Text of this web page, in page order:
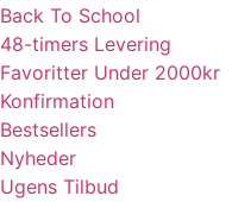
Back To School
48-timers Levering
Favoritter Under 2000kr
Konfirmation
Bestsellers
Nyheder
Ugens Tilbud